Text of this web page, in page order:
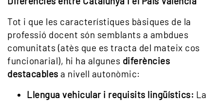
Tot i que les característiques bàsiques de la
professió docent són semblants a ambdues
comunitats (atès que es tracta del mateix cos
funcionarial), hi ha algunes diferències
destacables a nivell autonòmic:
Llengua vehicular i requisits lingüístics: La